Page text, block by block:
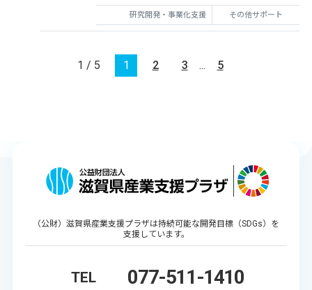
研究開発・事業化支援 その他サポート
1 / 5 1 2 3 ... 5
（公財）滋賀県産業支援プラザは持続可能な開発目標（SDGs）を
支援しています。
TEL 077-511-1410